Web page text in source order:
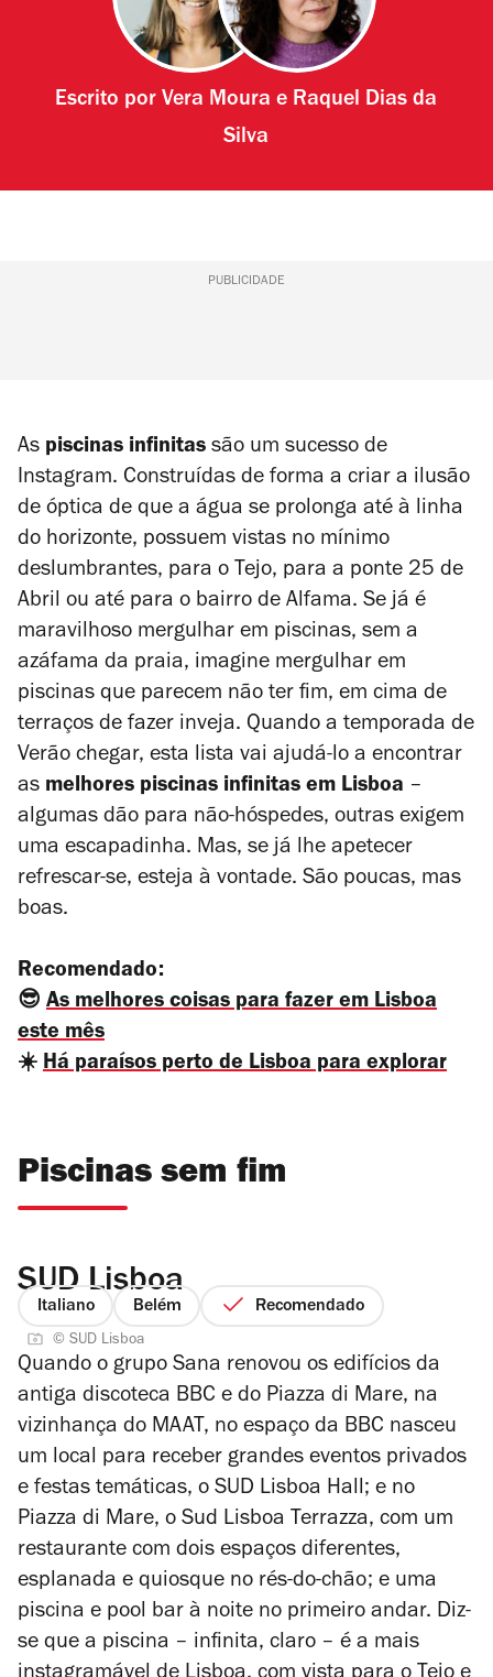
Escrito por Vera Moura e Raquel Dias da
Silva
PUBLICIDADE
As piscinas infinitas são um sucesso de
Instagram. Construídas de forma a criar a ilusão
de óptica de que a água se prolonga até à linha
do horizonte, possuem vistas no mínimo
deslumbrantes, para o Tejo, para a ponte 25 de
Abril ou até para o bairro de Alfama. Se já é
maravilhoso mergulhar em piscinas, sem a
azáfama da praia, imagine mergulhar em
piscinas que parecem não ter fim, em cima de
terraços de fazer inveja. Quando a temporada de
Verão chegar, esta lista vai ajudá-lo a encontrar
as melhores piscinas infinitas em Lisboa –
algumas dão para não-hóspedes, outras exigem
uma escapadinha. Mas, se já lhe apetecer
refrescar-se, esteja à vontade. São poucas, mas
boas.
Recomendado:
😎 As melhores coisas para fazer em Lisboa
este mês
☀️ Há paraísos perto de Lisboa para explorar
Piscinas sem fim
SUD Lisboa
Italiano Belém Recomendado
© SUD Lisboa
Quando o grupo Sana renovou os edifícios da
antiga discoteca BBC e do Piazza di Mare, na
vizinhança do MAAT, no espaço da BBC nasceu
um local para receber grandes eventos privados
e festas temáticas, o SUD Lisboa Hall; e no
Piazza di Mare, o Sud Lisboa Terrazza, com um
restaurante com dois espaços diferentes,
esplanada e quiosque no rés-do-chão; e uma
piscina e pool bar à noite no primeiro andar. Diz-
se que a piscina – infinita, claro – é a mais